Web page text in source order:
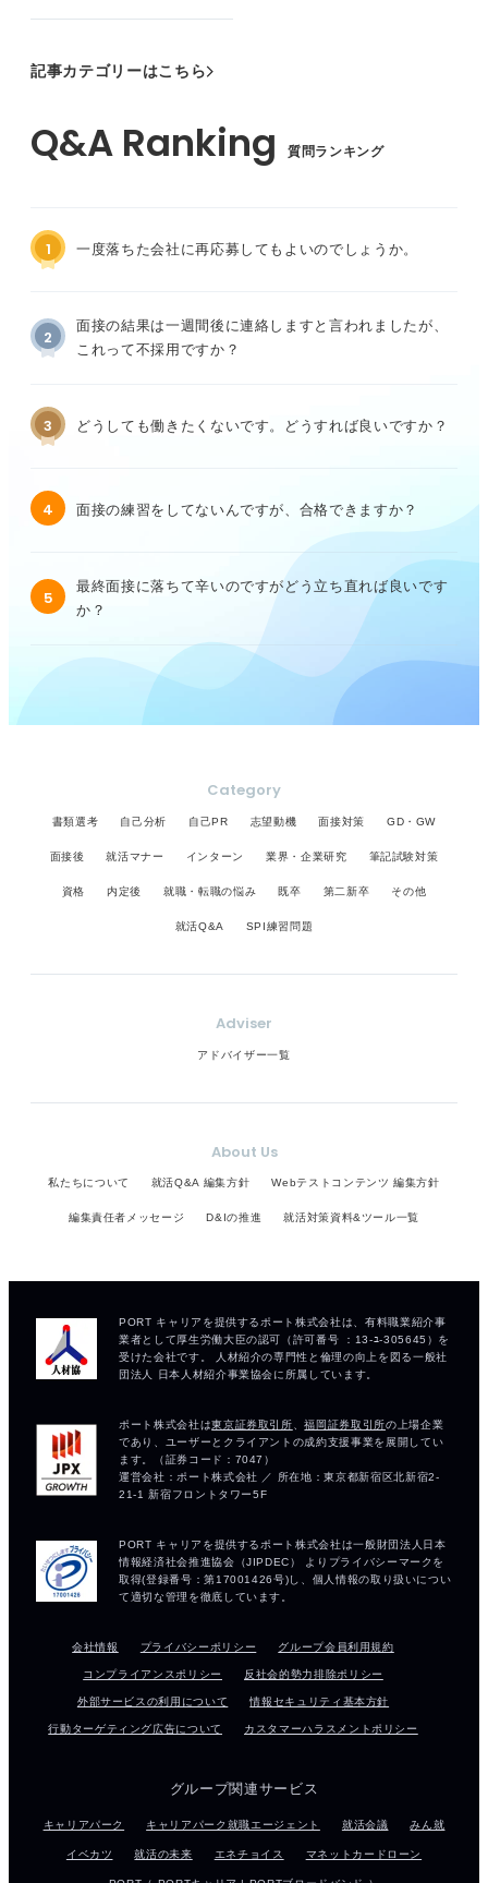
記事カテゴリーはこちら
質問ランキング
1 一度落ちた会社に再応募してもよいのでしょうか。
2
面接の結果は一週間後に連絡しますと言われましたが、
これって不採用ですか？
3 どうしても働きたくないです。どうすれば良いですか？
4 面接の練習をしてないんですが、合格できますか？
5
最終面接に落ちて辛いのですがどう立ち直れば良いです
か？
Category
書類選考 自己分析 自己PR 志望動機 面接対策 GD・GW
面接後 就活マナー インターン 業界・企業研究 筆記試験対策
資格 内定後 就職・転職の悩み 既卒 第二新卒 その他
就活Q&A SPI練習問題
Adviser
アドバイザー一覧
About Us
私たちについて 就活Q&A 編集方針 Webテストコンテンツ 編集方針
編集責任者メッセージ D&Iの推進 就活対策資料&ツール一覧
会社情報 プライバシーポリシー グループ会員利用規約
コンプライアンスポリシー 反社会的勢力排除ポリシー
外部サービスの利用について 情報セキュリティ基本方針
行動ターゲティング広告について カスタマーハラスメントポリシー